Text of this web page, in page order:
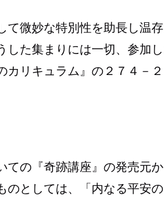
て微妙な特別性を助長し温
した集まりには一切、参加
カリキュラム』の２７４－
ての『奇跡講座』の発売元
のとしては、「内なる平安